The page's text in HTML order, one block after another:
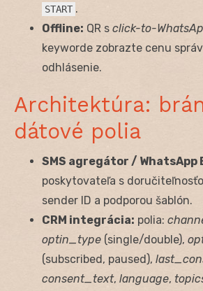
START .
Offline: QR s click-to-
keyworde zobrazte cenu
odhlásenie.
Architektúra:
dátové polia
SMS agregátor / WhatsApp
poskytovateľa s
sender ID a podporou šablón.
CRM integrácia: polia:
optin_type (single/double),
(subscribed, paused),
consent_text, language,